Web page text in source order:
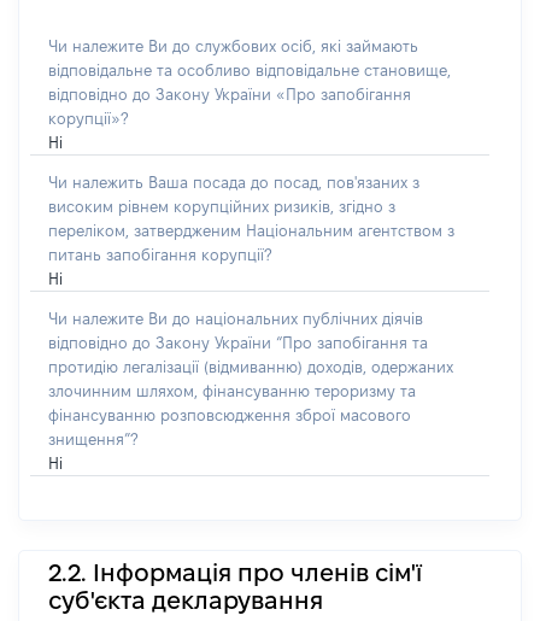
Чи належите Ви до службових осіб, які займають
відповідальне та особливо відповідальне становище,
відповідно до Закону України «Про запобігання
корупції»?
Ні
Чи належить Ваша посада до посад, пов'язаних з
високим рівнем корупційних ризиків, згідно з
переліком, затвердженим Національним агентством з
питань запобігання корупції?
Ні
Чи належите Ви до національних публічних діячів
відповідно до Закону України “Про запобігання та
протидію легалізації (відмиванню) доходів, одержаних
злочинним шляхом, фінансуванню тероризму та
фінансуванню розповсюдження зброї масового
знищення”?
Ні
2.2. Інформація про членів сім'ї
суб'єкта декларування